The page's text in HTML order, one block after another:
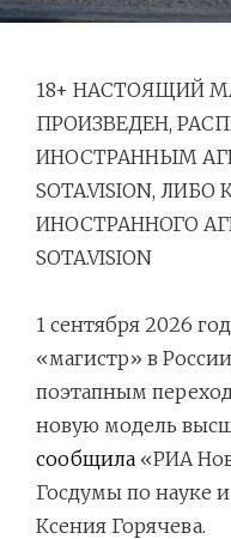
18+ НАСТОЯЩИЙ
ПРОИЗВЕДЕН,
ИНОСТРАННЫМ
SOTA.VISION,
ИНОСТРАННОГО
SOTA.VISION
1 сентября 2026
«магистр» в
поэтапным
новую модель
сообщила «РИА
Госдумы по науке
Ксения Горячева.
Навигация
по
записям